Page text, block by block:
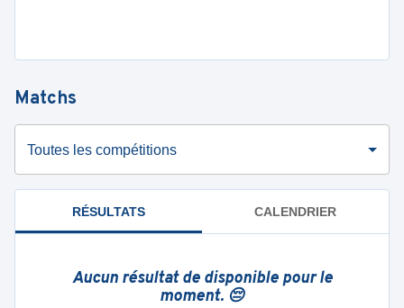
Matchs
Toutes les compétitions
RÉSULTATS CALENDRIER
Aucun résultat de disponible pour le
moment. 😔